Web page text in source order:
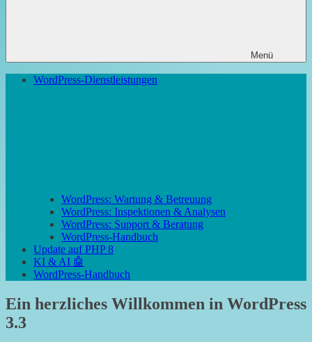
Menü
WordPress-Dienstleistungen
WordPress: Wartung & Betreuung
WordPress: Inspektionen & Analysen
WordPress: Support & Beratung
WordPress-Handbuch
Update auf PHP 8
KI & AI 🤖
WordPress-Handbuch
Ein herzliches Willkommen in WordPress
3.3